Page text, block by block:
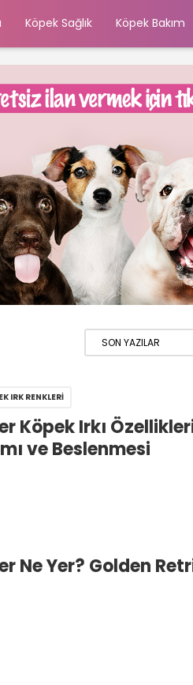
Köpek Sağlık Köpek Bakım
IRK RENKLERI
Köpek Irkı
ve Beslenmesi
Ne Yer? Golden